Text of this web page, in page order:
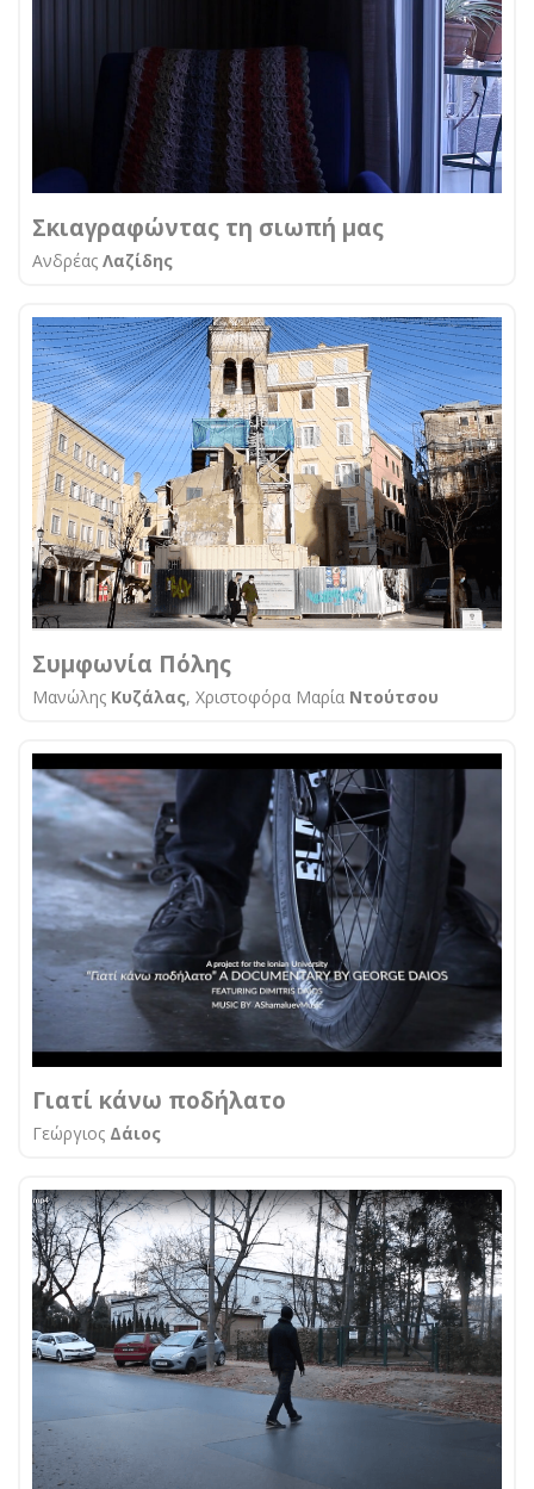
Σκιαγραφώντας τη σιωπή μας
Aνδρέας Λαζίδης
Συμφωνία Πόλης
Μανώλης Κυζάλας, Χριστοφόρα Μαρία Ντούτσου
Γιατί κάνω ποδήλατο
Γεώργιος Δάιος